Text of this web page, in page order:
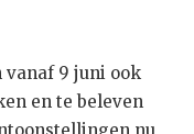
vanaf 9 juni ook
en te beleven